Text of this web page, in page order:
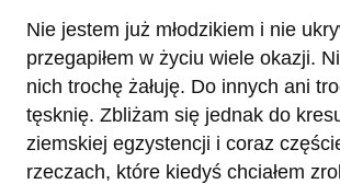
Nie jestem już młodzikiem i nie
przegapiłem w życiu wiele okazji.
nich trochę żałuję. Do innych ani
tęsknię. Zbliżam się jednak do
ziemskiej egzystencji i coraz
rzeczach, które kiedyś chciałem